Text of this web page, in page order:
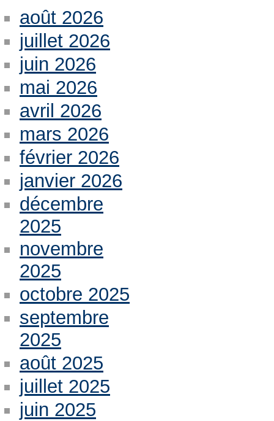
août 2026
juillet 2026
juin 2026
mai 2026
avril 2026
mars 2026
février 2026
janvier 2026
décembre
2025
novembre
2025
octobre 2025
septembre
2025
août 2025
juillet 2025
juin 2025